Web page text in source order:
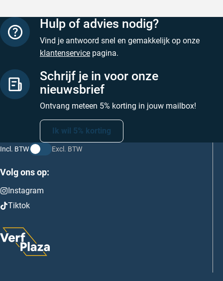
Hulp of advies nodig?
Vind je antwoord snel en gemakkelijk op onze
klantenservice pagina.
Schrijf je in voor onze
nieuwsbrief
Ontvang meteen 5% korting in jouw mailbox!
Ik wil 5% korting
Incl. BTW Excl. BTW
Volg ons op:
Instagram
Tiktok